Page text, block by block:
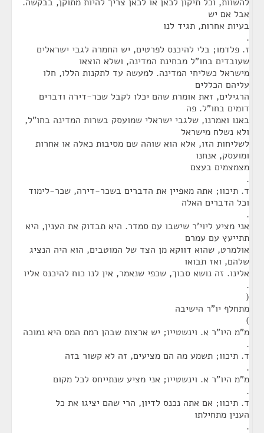
אבל אם יש
בעיות אחרות, תגיד לנו
.
ז. פלדמו; בלי להיכנס לפרטים, יש החמרה לגבי ישראלים
שעובדים בחו"ל מבחינת המדינה, ושלא הוצאו
מישראל כשליחי המדינה. למעשה עד לתקנות הללו, חלו
עליהם הכללים
הרגילים, זאת אומרת שהם יכלו לקבל שכר-דירה ודברים
דומים בחו"ל. פה
באנו ואמרנו, שלגבי ישראלי שמועסק בשרות המדינה בחו"ל,
ולא נשלח מישראל
לשליחות הזו, אלא הוא שוהה שם מסיבות כאלה או אחרות
ומועסק, אנחנו
מצמצמים בעצם
.
ד. תיכוו; אתה מאפיין את הדברים בשכר-דירה, שכר-לימוד
וכל הדברים האלה
.
אני מציע ליוי'ר שישבו עם סמדר. היא תבדוק את הענין, היא
תתייעץ עם עמרם
אולמרט, שהוא דווקא מן הצד של המוטבים, הוא היה הנציג
שלהם, ואז תבואו
אלינו. זה נושא סבוך, שכפי שנאמר, אין לנו כוח להיכנס אליו
.
(
מתחלף יו"ר הישיבה
)
מ"מ היו"ר א. וינשטייו; יש ארצות שבהן רמת המס היא נמוכה
.
ד. תיכוו; תשמע מה הם מציעים, זה לא קשור בזה
.
מ"מ היו"ר א. וינשטייו; אני מציע שנתייחס לכל מקום
.
ד. תיכוו; אם אתה נכנס לדיון, הרי שהם יציגו את כל
הענין מתחילתו
.